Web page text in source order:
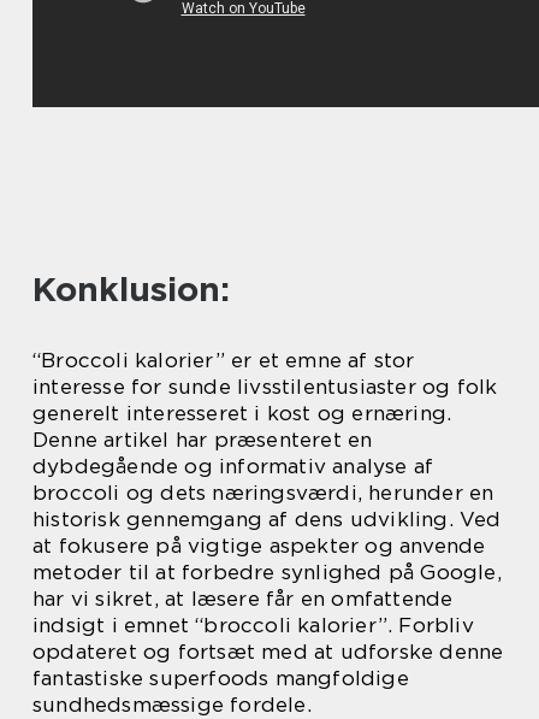
Konklusion:
“Broccoli kalorier” er et emne af stor
interesse for sunde livsstilentusiaster og folk
generelt interesseret i kost og ernæring.
Denne artikel har præsenteret en
dybdegående og informativ analyse af
broccoli og dets næringsværdi, herunder en
historisk gennemgang af dens udvikling. Ved
at fokusere på vigtige aspekter og anvende
metoder til at forbedre synlighed på Google,
har vi sikret, at læsere får en omfattende
indsigt i emnet “broccoli kalorier”. Forbliv
opdateret og fortsæt med at udforske denne
fantastiske superfoods mangfoldige
sundhedsmæssige fordele.